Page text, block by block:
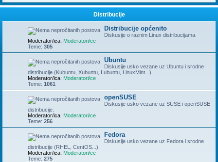
Distribucije
Distribucije općenito
Diskusije o raznim Linux distribucijama.
Moderator/ica: Moderatori/ce
Teme: 305
Ubuntu
Diskusije usko vezane uz Ubuntu i srodne
distribucije (Kubuntu, Xubuntu, Lubuntu, LinuxMint...)
Moderator/ica: Moderatori/ce
Teme: 1061
openSUSE
Diskusije usko vezane uz SUSE i openSUSE
distribucije.
Moderator/ica: Moderatori/ce
Teme: 256
Fedora
Diskusije usko vezane uz Fedora i srodne
distribucije (RHEL, CentOS...)
Moderator/ica: Moderatori/ce
Teme: 275